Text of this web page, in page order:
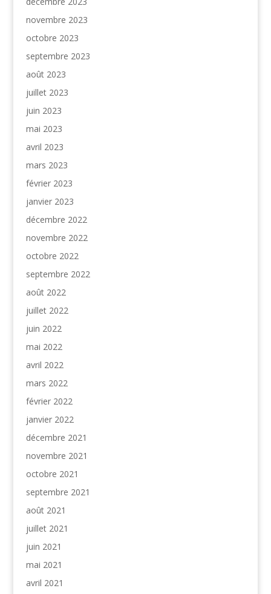
novembre 2023
octobre 2023
septembre 2023
août 2023
juillet 2023
juin 2023
mai 2023
avril 2023
mars 2023
février 2023
janvier 2023
décembre 2022
novembre 2022
octobre 2022
septembre 2022
août 2022
juillet 2022
juin 2022
mai 2022
avril 2022
mars 2022
février 2022
janvier 2022
décembre 2021
novembre 2021
octobre 2021
septembre 2021
août 2021
juillet 2021
juin 2021
mai 2021
avril 2021